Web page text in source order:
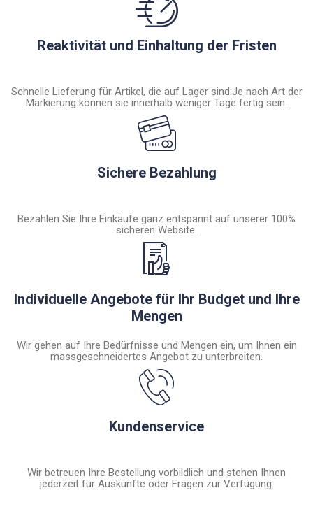
Reaktivität und Einhaltung der Fristen
Schnelle Lieferung für Artikel, die auf Lager sind:Je nach Art der
Markierung können sie innerhalb weniger Tage fertig sein.
Sichere Bezahlung
Bezahlen Sie Ihre Einkäufe ganz entspannt auf unserer 100%
sicheren Website.
Individuelle Angebote für Ihr Budget und Ihre
Mengen
Wir gehen auf Ihre Bedürfnisse und Mengen ein, um Ihnen ein
massgeschneidertes Angebot zu unterbreiten.
Kundenservice
Wir betreuen Ihre Bestellung vorbildlich und stehen Ihnen
jederzeit für Auskünfte oder Fragen zur Verfügung.